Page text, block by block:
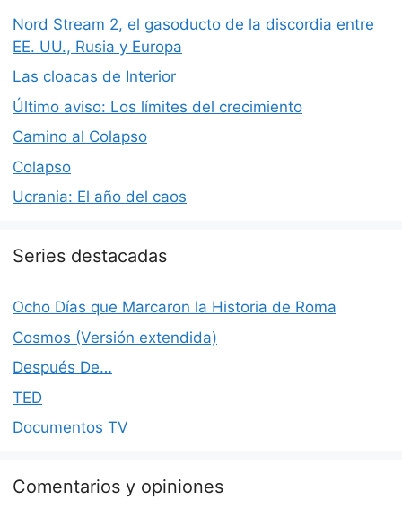
Nord Stream 2, el gasoducto de la discordia entre
EE. UU., Rusia y Europa
Las cloacas de Interior
Último aviso: Los límites del crecimiento
Camino al Colapso
Colapso
Ucrania: El año del caos
Series destacadas
Ocho Días que Marcaron la Historia de Roma
Cosmos (Versión extendida)
Después De…
TED
Documentos TV
Comentarios y opiniones